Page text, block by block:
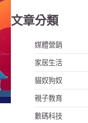
文章分類
媒體營銷
家居生活
貓奴狗奴
親子教育
數碼科技